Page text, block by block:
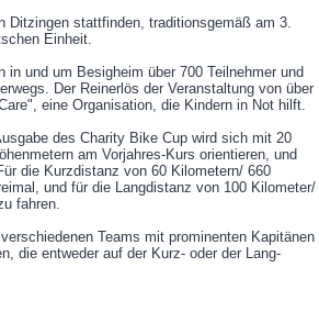
Ditzingen stattfinden, traditionsgemäß am 3.
Einheit.
in und um Besigheim über 700 Teilnehmer und
Der Reinerlös der Veranstaltung von über
eine Organisation, die Kindern in Not hilft.
des Charity Bike Cup wird sich mit 20
am Vorjahres-Kurs orientieren, und
die Kurzdistanz von 60 Kilometern/ 660
und für die Langdistanz von 100 Kilometer/
fahren.
Teams mit prominenten Kapitänen
die entweder auf der Kurz- oder der Lang-